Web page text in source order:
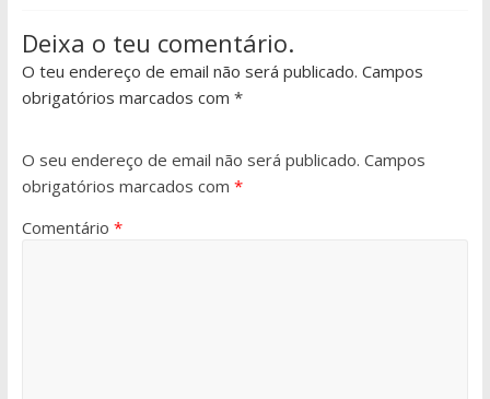
Deixa o teu comentário.
O teu endereço de email não será publicado. Campos
obrigatórios marcados com *
O seu endereço de email não será publicado. Campos
obrigatórios marcados com *
Comentário *